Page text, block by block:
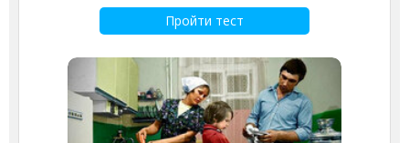
Пройти тест